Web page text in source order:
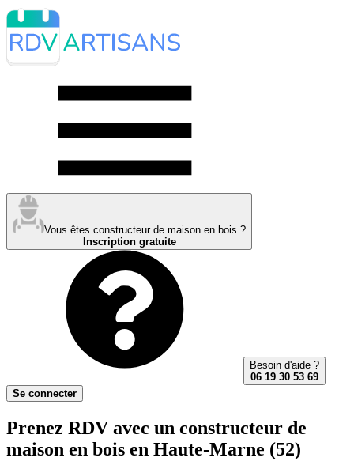
Vous êtes constructeur de maison en bois ?
Inscription gratuite
Besoin d'aide ?
06 19 30 53 69
Se connecter
Prenez RDV avec un constructeur de
maison en bois en Haute-Marne (52)